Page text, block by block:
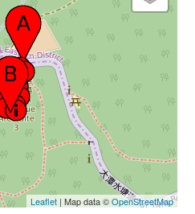
Leaflet| Map data ©OpenStreetMap